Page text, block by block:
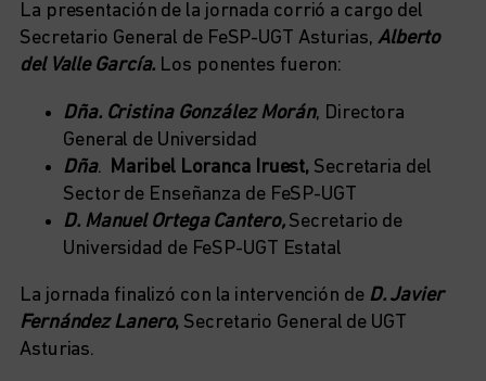
La presentación de la jornada corrió a cargo del
Secretario General de FeSP-UGT Asturias, Alberto
del Valle García. Los ponentes fueron:
Dña. Cristina González Morán, Directora
General de Universidad
Dña. Maribel Loranca Iruest, Secretaria del
Sector de Enseñanza de FeSP-UGT
D. Manuel Ortega Cantero, Secretario de
Universidad de FeSP-UGT Estatal
La jornada finalizó con la intervención de D. Javier
Fernández Lanero, Secretario General de UGT
Asturias.